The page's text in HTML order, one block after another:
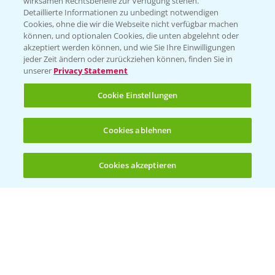
(noch 4)
Beratung auf WhatsApp
T.+49 (0)174 346 564 1
KONTAKT
Hilfe in Notfällen
+49 (0)214/30-20220
Detaillierte Informationen zu unbedingt notwendigen
Cookies, ohne die wir die Webseite nicht verfügbar machen
können, und optionalen Cookies, die unten abgelehnt oder
akzeptiert werden können, und wie Sie Ihre Einwilligungen
jeder Zeit ändern oder zurückziehen können, finden Sie in
unserer Privacy Statement
Cookie Einstellungen
Cookies ablehnen
Cookies akzeptieren